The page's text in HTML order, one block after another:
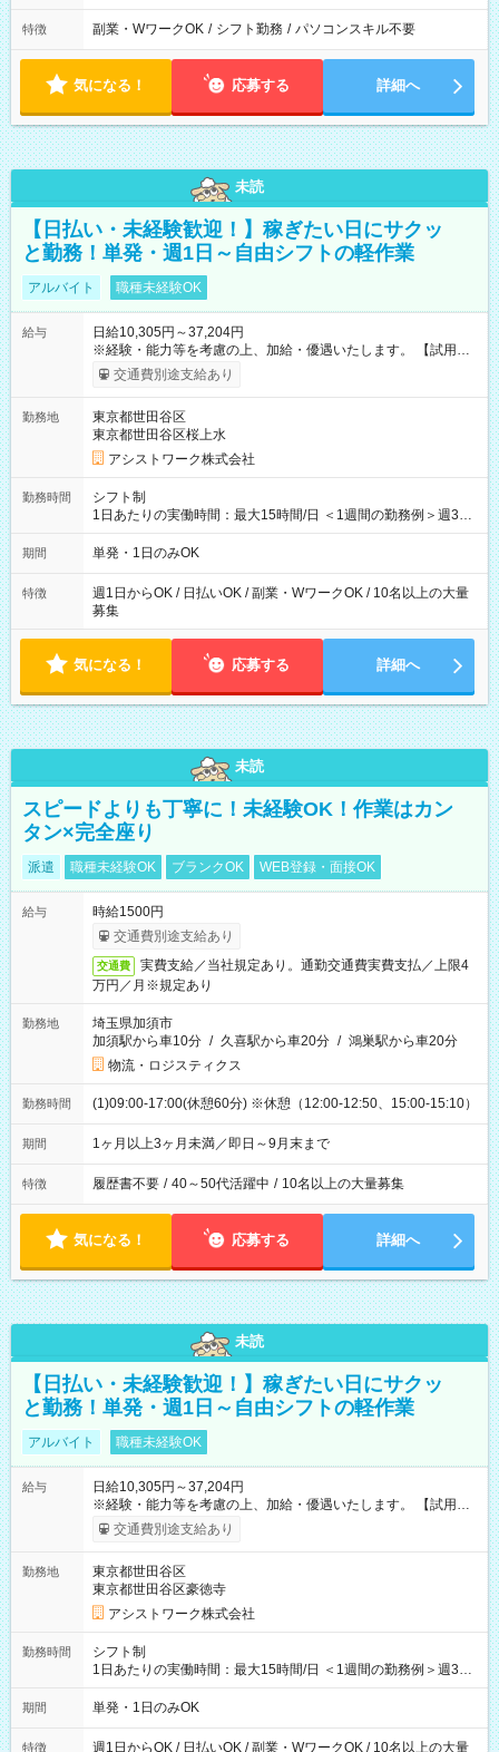
特徴 副業・WワークOK / シフト勤務 / パソコンスキル不要
気になる！ 応募する 詳細へ
未読
【日払い・未経験歓迎！】稼ぎたい日にサクッ
と勤務！単発・週1日～自由シフトの軽作業
アルバイト 職種未経験OK
給与
日給10,305円～37,204円
※経験・能力等を考慮の上、加給・優遇いたします。 【試用期
間】試用期間なし
交通費別途支給あり
勤務地
東京都世田谷区
東京都世田谷区桜上水
アシストワーク株式会社
勤務時間
シフト制
1日あたりの実働時間：最大15時間/日 ＜1週間の勤務例＞週3回
勤務 勤務：月・水・金 休み：火・木・土・日 好きな時にお仕事
可能です！ ※1日あたりの最大実働時間は日勤、夜勤共に勤務し
期間 単発・1日のみOK
特徴
週1日からOK / 日払いOK / 副業・WワークOK / 10名以上の大量
募集
気になる！ 応募する 詳細へ
未読
スピードよりも丁寧に！未経験OK！作業はカン
タン×完全座り
派遣 職種未経験OK ブランクOK WEB登録・面接OK
給与
時給1500円
交通費別途支給あり
交通費
実費支給／当社規定あり。通勤交通費実費支払／上限4
万円／月※規定あり
勤務地
埼玉県加須市
加須駅から車10分 / 久喜駅から車20分 / 鴻巣駅から車20分
物流・ロジスティクス
勤務時間 (1)09:00-17:00(休憩60分) ※休憩（12:00-12:50、15:00-15:10）
期間 1ヶ月以上3ヶ月未満／即日～9月末まで
特徴 履歴書不要 / 40～50代活躍中 / 10名以上の大量募集
気になる！ 応募する 詳細へ
未読
【日払い・未経験歓迎！】稼ぎたい日にサクッ
と勤務！単発・週1日～自由シフトの軽作業
アルバイト 職種未経験OK
給与
日給10,305円～37,204円
※経験・能力等を考慮の上、加給・優遇いたします。 【試用期
間】試用期間なし
交通費別途支給あり
勤務地
東京都世田谷区
東京都世田谷区豪徳寺
アシストワーク株式会社
勤務時間
シフト制
1日あたりの実働時間：最大15時間/日 ＜1週間の勤務例＞週3回
勤務 勤務：月・水・金 休み：火・木・土・日 好きな時にお仕事
可能です！ ※1日あたりの最大実働時間は日勤、夜勤共に勤務し
期間 単発・1日のみOK
特徴 週1日からOK / 日払いOK / 副業・WワークOK / 10名以上の大量